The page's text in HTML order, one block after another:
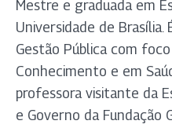
Mestre e graduada em
Universidade de
Gestão Pública com
Conhecimento e em
professora visitante da
e Governo da Fundação